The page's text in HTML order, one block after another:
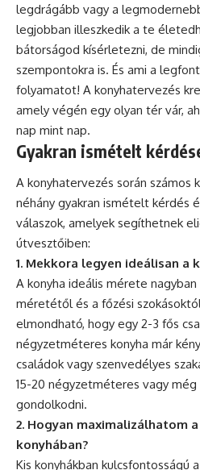
legdrágább vagy a
legjobban illeszkedik a te
bátorságod kísérletezni, de
szempontokra is. És ami a
folyamatot! A konyhatervezés
amely végén egy olyan tér vár,
nap mint nap.
Gyakran ismételt
A konyhatervezés során számos
néhány gyakran ismételt kérdés
válaszok, amelyek segíthetnek
útvesztőiben:
1. Mekkora legyen ideálisan a
A konyha ideális mérete
méretétől és a főzési
elmondható, hogy egy 2-3 fős
négyzetméteres konyha már
családok vagy szenvedélyes
15-20 négyzetméteres vagy még
gondolkodni.
2. Hogyan maximalizálhatom
konyhában?
Kis konyhákban kulcsfontosságú